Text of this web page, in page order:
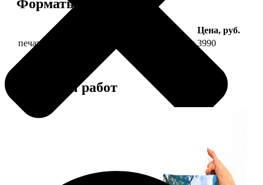
Форматы и цены
Цена, руб.
печать фото на холсте 40х40 на подрамнике 3990
Примеры работ